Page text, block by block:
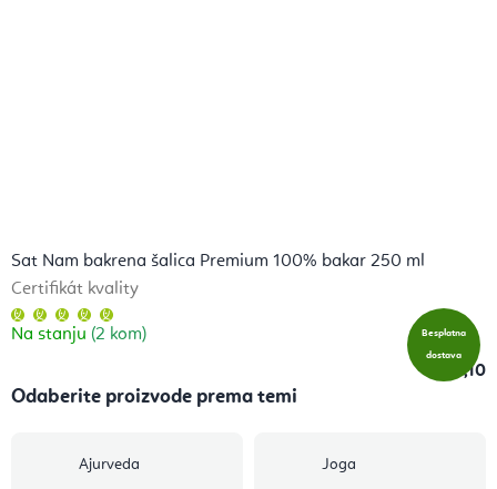
Besplatna
dostava
Sat Nam bakrena šalica Premium 100% bakar 250 ml
Certifikát kvality
ocjena
proizvoda
5
zvjezdica.
Na stanju (2 kom)
€14,10
Ajurveda Joga